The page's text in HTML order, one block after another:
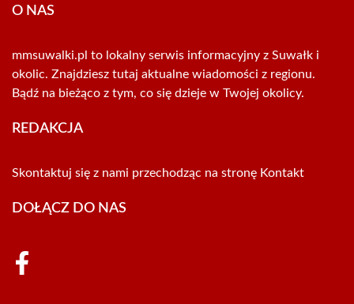
O NAS
mmsuwalki.pl to lokalny serwis informacyjny z Suwałk i
okolic. Znajdziesz tutaj aktualne wiadomości z regionu.
Bądź na bieżąco z tym, co się dzieje w Twojej okolicy.
REDAKCJA
Skontaktuj się z nami przechodząc na stronę Kontakt
DOŁĄCZ DO NAS